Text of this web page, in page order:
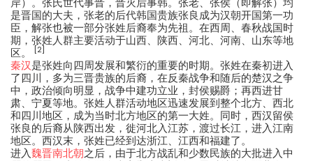
是晋国的大夫，张老的后代韩国贵族张良成为汉朝开国第一功
臣，解张也被一部分张姓后裔奉为先祖。在西周、春秋战国时
期，张姓人群主要活动于山西、陕西、河北、河南、山东等地
区。
[2]
秦汉是张姓向四周发展和繁衍的重要的时期。张姓在秦初进入
了四川，多为三晋贵族的后裔，在反秦战争和随后的楚汉之争
中，政治倾向明显，战争中建功立业，封侯赐爵；再西进甘
肃、宁夏等地。张姓人群活动地区迅速发展到整个北方、西北
和四川地区，成为当时北方地区的第一大姓。同时，西汉留侯
张良的后裔从陕西出发，徙河北入江苏，渡过长江，进入江南
地区。西汉末，张姓已经到达浙江、江西和福建了。
进入魏晋南北朝之后，由于北方战乱和少数民族的大批进入中